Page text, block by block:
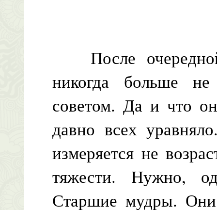
После
никогда больше
советом. Да и что
давно всех
измеряется не
тяжести. Нужно,
Старшие мудры. Они